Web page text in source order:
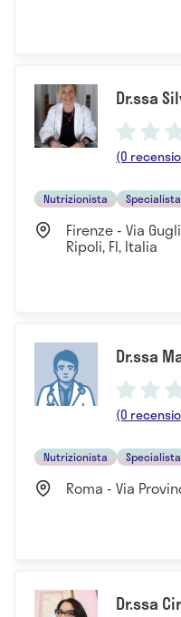
Dr.ssa
(0
Nutrizionista
Firenze - Via
Ripoli, FI, Italia
Dr.ssa
(0
Nutrizionista
Roma - Via
Dr.ssa